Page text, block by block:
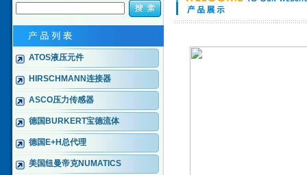
ATOS液压元件
HIRSCHMANN连接器
ASCO压力传感器
德国BURKERT宝德流体
德国E+H总代理
美国纽曼帝克NUMATICS